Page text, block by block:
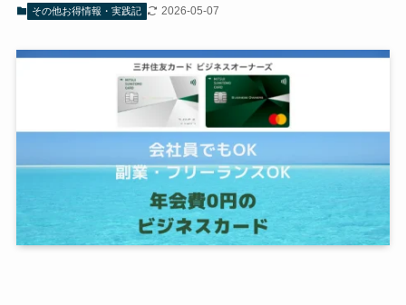
その他お得情報・実践記 2026-05-07